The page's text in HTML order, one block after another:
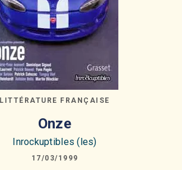
LITTÉRATURE FRANÇAISE
Onze
Inrockuptibles (les)
17/03/1999